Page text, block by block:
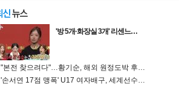
'방 5개·화장실 3개' 리센느…
"본전 찾으려다"…황기순, 해외 원정도박 후…
'손서연 17점 맹폭' U17 여자배구, 세계선수…